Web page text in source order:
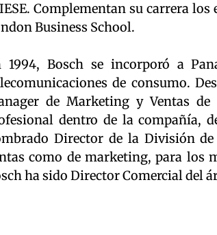
Complementan su carrera
Business School.
1994, Bosch se incorporó a
de consumo.
de Marketing y Ventas
dentro de la compañía,
Director de la División
como de marketing, para los
ha sido Director Comercial del